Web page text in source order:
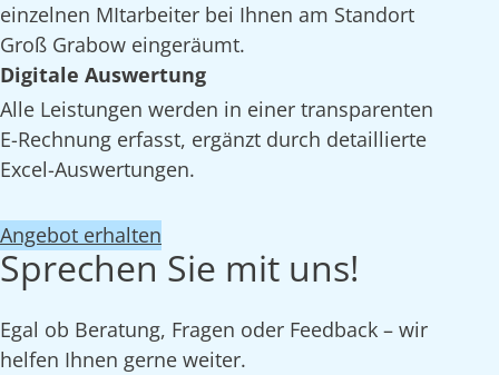
einzelnen MItarbeiter bei Ihnen am Standort
Groß Grabow eingeräumt.
Digitale Auswertung
Alle Leistungen werden in einer transparenten
E-Rechnung erfasst, ergänzt durch detaillierte
Excel-Auswertungen.
Angebot erhalten
Sprechen Sie mit uns!
Egal ob Beratung, Fragen oder Feedback – wir
helfen Ihnen gerne weiter.